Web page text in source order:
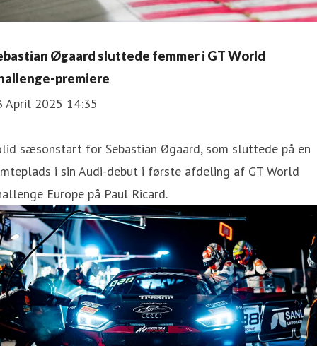
Øgaard sluttede femmer i GT World
premiere
April 2025 14:35
sæsonstart for Sebastian Øgaard, som sluttede på en
i sin Audi-debut i første afdeling af GT World
Europe på Paul Ricard.